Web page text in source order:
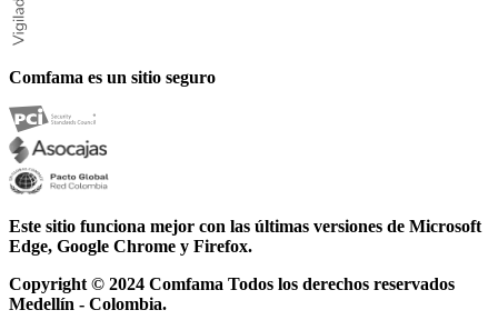
Comfama es un sitio seguro
Este sitio funciona mejor con las últimas versiones de Microsoft
Edge, Google Chrome y Firefox.
Copyright © 2024 Comfama Todos los derechos reservados
Medellín - Colombia.